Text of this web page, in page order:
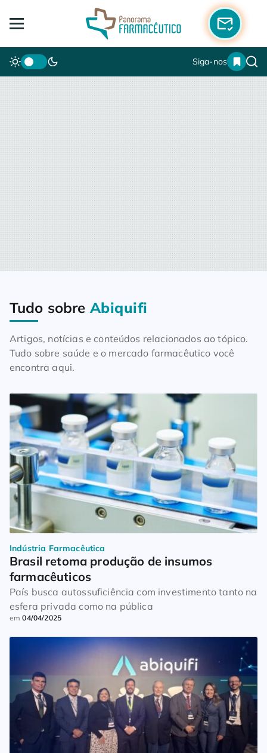
Siga-nos
Home Blog Tudo sobre Abiquifi
Tudo sobre Abiquifi
Artigos, notícias e conteúdos relacionados ao tópico.
Tudo sobre saúde e o mercado farmacêutico você
encontra aqui.
Indústria Farmacêutica
Brasil retoma produção de insumos
farmacêuticos
País busca autossuficiência com investimento tanto na
esfera privada como na pública
em04/04/2025